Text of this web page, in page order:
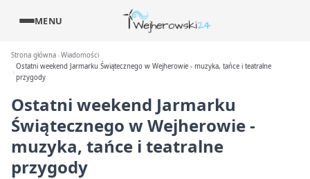
MENU
Strona główna Wiadomości
Ostatni weekend Jarmarku Świątecznego w Wejherowie - muzyka, tańce i teatralne
przygody
Ostatni weekend Jarmarku
Świątecznego w Wejherowie -
muzyka, tańce i teatralne
przygody